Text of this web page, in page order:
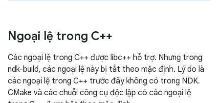
Ngoại lệ trong C++
Các ngoại lệ trong C++ được libc++ hỗ trợ. Nhưng trong
ndk-build, các ngoại lệ này bị tắt theo mặc định. Lý do là
các ngoại lệ trong C++ trước đây không có trong NDK.
CMake và các chuỗi công cụ độc lập có các ngoại lệ